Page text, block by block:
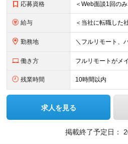
応募資格
給与
勤務地
働き方 フルリモートがメ
残業時間 10時間以内
求人を見る
掲載終了予定日：